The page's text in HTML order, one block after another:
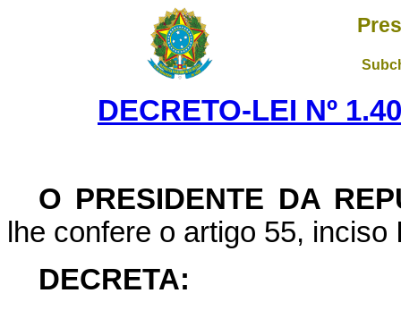
DECRETO-LEI Nº
O PRESIDENTE DA
lhe confere o artigo 55,
DECRETA: